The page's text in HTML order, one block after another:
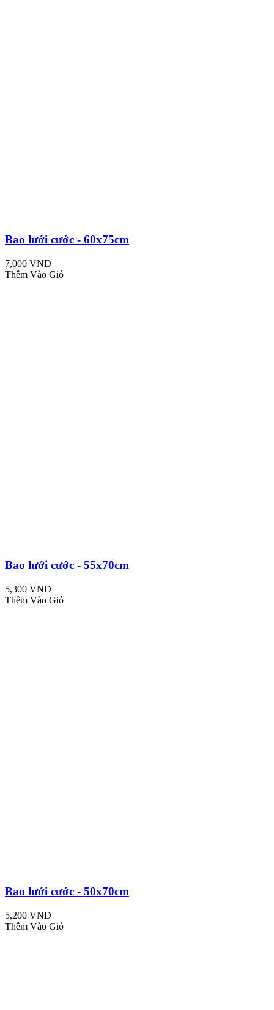
Bao lưới cước - 60x75cm
7,000 VND
Thêm Vào Giỏ
Bao lưới cước - 55x70cm
5,300 VND
Thêm Vào Giỏ
Bao lưới cước - 50x70cm
5,200 VND
Thêm Vào Giỏ